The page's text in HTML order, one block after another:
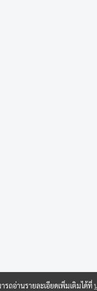
ถอ่านรายละเอียดเพิ่มเติมได้ที่